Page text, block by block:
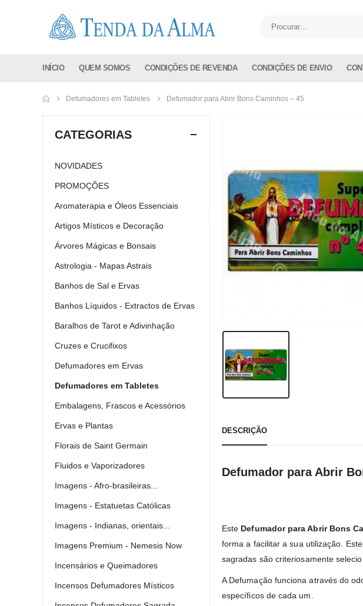
INÍCIO QUEM SOMOS CONDIÇÕES DE REVENDA CONDIÇÕES DE ENVIO
Defumadores em Tabletes Defumador para Abrir Bons Caminhos – 45
DESCRIÇÃO
Defumador para Abrir
Este Defumador para Abrir Bons
forma a facilitar a sua utilização.
sagradas são criteriosamente
A Defumação funciona através do
específicos de cada um.
CATEGORIAS
NOVIDADES
PROMOÇÕES
Aromaterapia e Óleos Essenciais
Artigos Místicos e Decoração
Árvores Mágicas e Bonsais
Astrologia - Mapas Astrais
Banhos de Sal e Ervas
Banhos Líquidos - Extractos de Ervas
Baralhos de Tarot e Adivinhação
Cruzes e Crucifixos
Defumadores em Ervas
Defumadores em Tabletes
Embalagens, Frascos e Acessórios
Ervas e Plantas
Florais de Saint Germain
Fluidos e Vaporizadores
Imagens - Afro-brasileiras...
Imagens - Estatuetas Católicas
Imagens - Indianas, orientais...
Imagens Premium - Nemesis Now
Incensários e Queimadores
Incensos Defumadores Místicos